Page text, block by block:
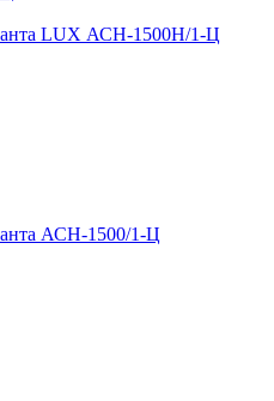
LUX АСН-1500Н/1-Ц
АСН-1500/1-Ц